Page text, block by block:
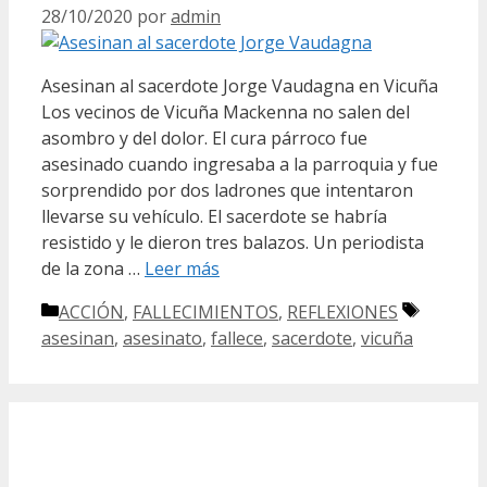
28/10/2020 poradmin
Asesinan al sacerdote Jorge Vaudagna en Vicuña
Los vecinos de Vicuña Mackenna no salen del
asombro y del dolor. El cura párroco fue
asesinado cuando ingresaba a la parroquia y fue
sorprendido por dos ladrones que intentaron
llevarse su vehículo. El sacerdote se habría
resistido y le dieron tres balazos. Un periodista
de la zona … Leer más
Categorías
ACCIÓN, FALLECIMIENTOS, REFLEXIONES
asesinan, asesinato, fallece, sacerdote, vicuña